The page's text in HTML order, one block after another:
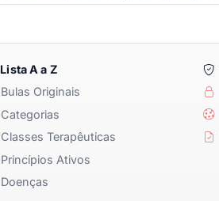
Lista A a Z
Bulas Originais
Categorias
Classes Terapêuticas
Princípios Ativos
Doenças